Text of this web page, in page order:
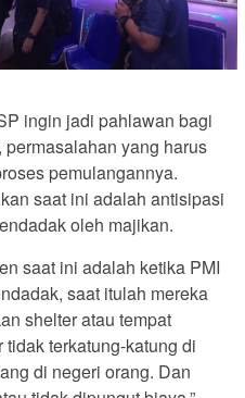
ingin jadi pahlawan bagi
yang harus
pemulangannya.
saat ini adalah antisipasi
oleh majikan.
saat ini adalah ketika PMI
saat itulah mereka
shelter atau tempat
terkatung-katung di
di negeri orang. Dan